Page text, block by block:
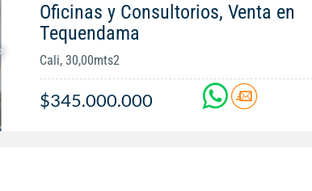
Oficinas y Consultorios, Venta en
Tequendama
Cali, 30,00mts2
$345.000.000